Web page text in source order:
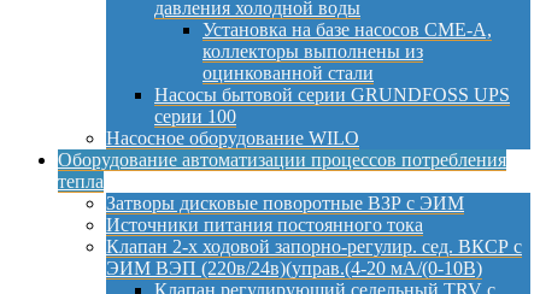
давления холодной воды
Установка на базе насосов CME-A,
коллекторы выполнены из
оцинкованной стали
Насосы бытовой серии GRUNDFOSS UPS
серии 100
Насосное оборудование WILO
Оборудование автоматизации процессов потребления
тепла
Затворы дисковые поворотные ВЗР с ЭИМ
Источники питания постоянного тока
Клапан 2-х ходовой запорно-регулир. сед. ВКСР с
ЭИМ ВЭП (220в/24в)(управ.(4-20 мА/(0-10В)
Клапан регулирующий седельный TRV с